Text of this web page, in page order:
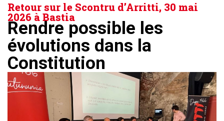
Retour sur le Scontru d’Arritti, 30 mai
2026 à Bastia
Rendre possible les
évolutions dans la
Constitution